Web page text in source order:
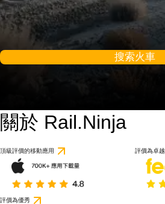
搜索火車
關於 Rail.Ninja
頂級評價的移動應用 評價為卓越
評價為優秀